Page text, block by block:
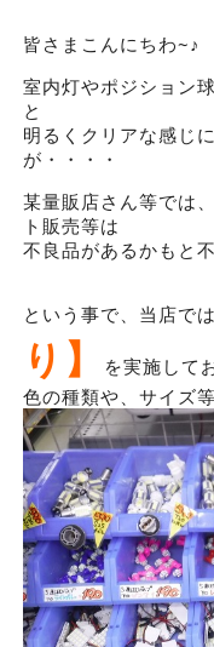
皆さまこんにちわ~♪
室内灯やポジション
と
明るくクリアな感じ
が・・・・
某量販店さん等では
ト販売等は
不良品があるかもと
という事で、当店で
り】
を実施して
色の種類や、サイズ